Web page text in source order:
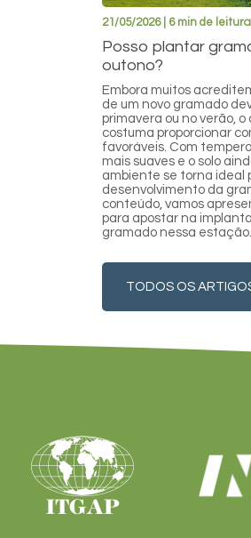
21/05/2026 | 6 min de leitura
Posso plantar
outono?
Embora muitos
de um novo gramado
primavera ou no verão, o
costuma proporcionar
favoráveis. Com
mais suaves e o solo
ambiente se torna ideal
desenvolvimento da
conteúdo, vamos
para apostar na
gramado nessa estação.
TODOS OS